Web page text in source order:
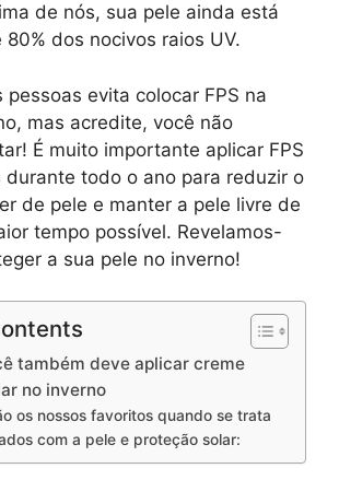
de nós, sua pele ainda está
dos nocivos raios UV.
pessoas evita colocar FPS na
mas acredite, você não
É muito importante aplicar FPS
todo o ano para reduzir o
de pele e manter a pele livre de
tempo possível. Revelamos-
a sua pele no inverno!
também deve aplicar creme
no inverno
os nossos favoritos quando se trata
com a pele e proteção solar: